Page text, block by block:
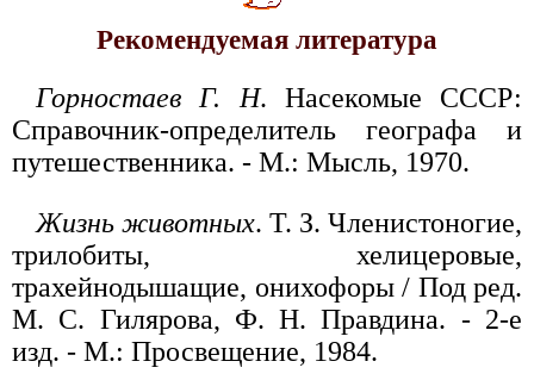
Рекомендуемая литература
Горностаев Г. Н. Насекомые СССР:
Справочник-определитель географа и
путешественника. - М.: Мысль, 1970.
Жизнь животных. Т. З. Членистоногие,
трилобиты, хелицеровые,
трахейнодышащие, онихофоры / Под ред.
М. С. Гилярова, Ф. Н. Правдина. - 2-е
изд. - М.: Просвещение, 1984.